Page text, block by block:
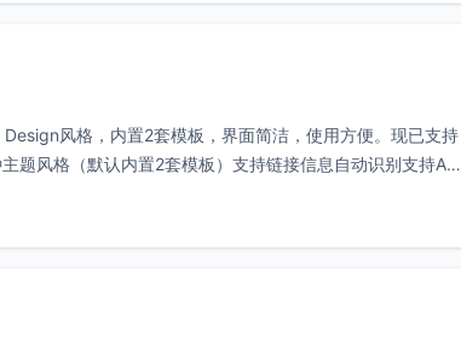
风格，内置2套模板，界面简洁，使用方便。现已支持
题风格（默认内置2套模板）支持链接信息自动识别支持API